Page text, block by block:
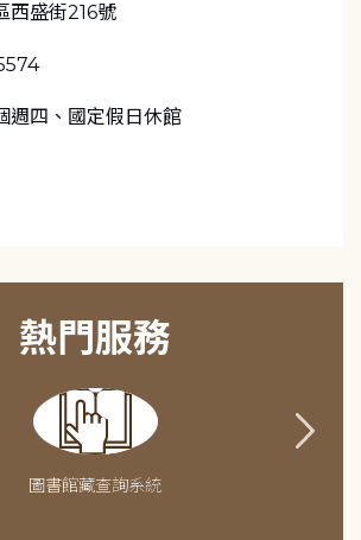
西盛街216號
週四、國定假日休館
熱門服務
圖書館藏查詢系統